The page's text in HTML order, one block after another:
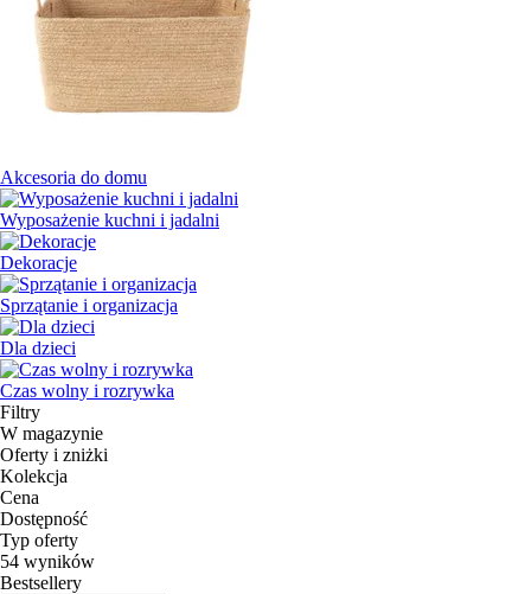
Akcesoria do domu
Wyposażenie kuchni i jadalni
Dekoracje
Sprzątanie i organizacja
Dla dzieci
Czas wolny i rozrywka
Filtry
W magazynie
Oferty i zniżki
Kolekcja
Cena
Dostępność
Typ oferty
54 wyników
Bestsellery